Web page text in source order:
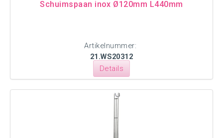
Schuimspaan inox Ø120mm L440mm
Artikelnummer:
21.WS20312
Details